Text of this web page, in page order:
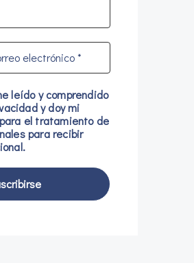
leído y comprendido
y doy mi
el tratamiento de
para recibir